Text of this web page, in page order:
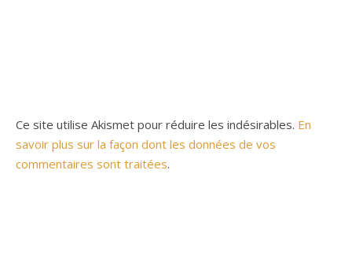
Ce site utilise Akismet pour réduire les indésirables. En
savoir plus sur la façon dont les données de vos
commentaires sont traitées.